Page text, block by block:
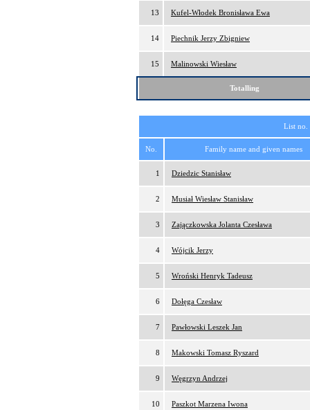
13 Kufel-Włodek Bronisława Ewa
14 Piechnik Jerzy Zbigniew
15 Malinowski Wiesław
Totalling
List
No. Family name and given names
1 Dziedzic Stanisław
2 Musiał Wiesław Stanisław
3 Zajączkowska Jolanta Czesława
4 Wójcik Jerzy
5 Wroński Henryk Tadeusz
6 Dołęga Czesław
7 Pawłowski Leszek Jan
8 Makowski Tomasz Ryszard
9 Węgrzyn Andrzej
10 Paszkot Marzena Iwona